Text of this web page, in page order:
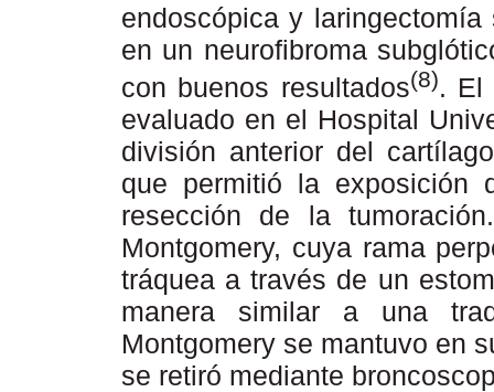
endoscópica y laringectomía
en un neurofibroma
con buenos resultados(8). El
evaluado en el Hospital
división anterior del
que permitió la exposición
resección de la
Montgomery, cuya rama
tráquea a través de un
manera similar a una
Montgomery se mantuvo en
se retiró mediante